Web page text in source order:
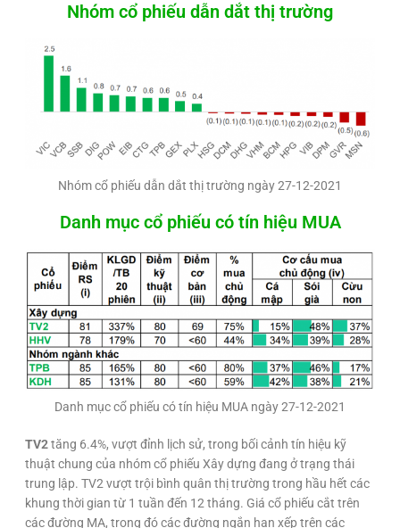
Nhóm cổ phiếu dẫn dắt thị trường
Nhóm cổ phiếu dẫn dắt thị trường ngày 27-12-2021
Danh mục cổ phiếu có tín hiệu MUA
Danh mục cổ phiếu có tín hiệu MUA ngày 27-12-2021
TV2tăng 6.4%, vượt đỉnh lịch sử, trong bối cảnh tín hiệu kỹ
thuật chung của nhóm cổ phiếu Xây dựng đang ở trạng thái
trung lập. TV2 vượt trội bình quân thị trường trong hầu hết các
khung thời gian từ 1 tuần đến 12 tháng. Giá cổ phiếu cắt trên
các đường MA, trong đó các đường ngắn hạn xếp trên các